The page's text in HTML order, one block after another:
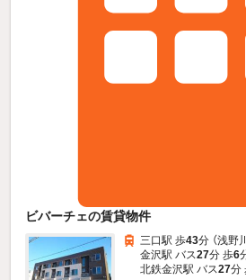
ビバーチェの賃貸物件
三口駅 歩43分 （浅野
金沢駅 バス27分 歩6
北鉄金沢駅 バス27分